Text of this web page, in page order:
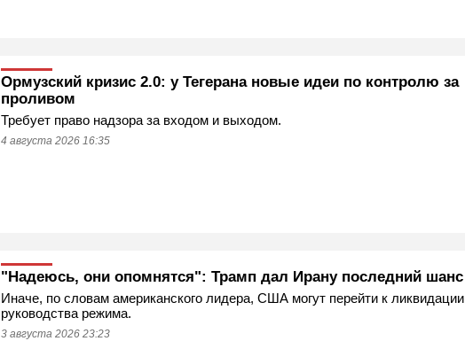
Ормузский кризис 2.0: у Тегерана новые идеи по контролю за
проливом
Требует право надзора за входом и выходом.
4 августа 2026 16:35
"Надеюсь, они опомнятся": Трамп дал Ирану последний шанс
Иначе, по словам американского лидера, США могут перейти к ликвидации
руководства режима.
3 августа 2026 23:23